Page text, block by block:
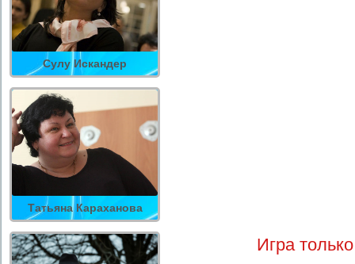
Сулу Искандер
Татьяна Караханова
Игра